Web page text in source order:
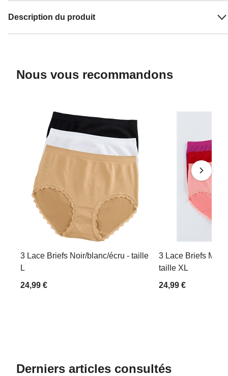
Description du produit
Nous vous recommandons
3 Lace Briefs Noir/blanc/écru - taille
L
24,99 €
3 Lace Briefs
taille XL
24,99 €
Derniers articles consultés